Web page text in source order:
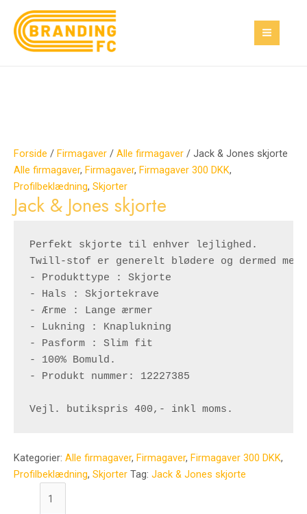
indholdet
Forside / Firmagaver / Alle firmagaver / Jack & Jones skjorte
Alle firmagaver, Firmagaver, Firmagaver 300 DKK,
Profilbeklædning, Skjorter
Jack & Jones skjorte
Perfekt skjorte til enhver lejlighed.
Twill-stof er generelt blødere og dermed
- Produkttype : Skjorte
- Hals : Skjortekrave
- Ærme : Lange ærmer
- Lukning : Knaplukning
- Pasform : Slim fit
- 100% Bomuld.
- Produkt nummer: 12227385
Vejl. butikspris 400,- inkl moms.
Kategorier: Alle firmagaver, Firmagaver, Firmagaver 300 DKK,
Profilbeklædning, Skjorter Tag: Jack & Jones skjorte
Jack
&
Jones